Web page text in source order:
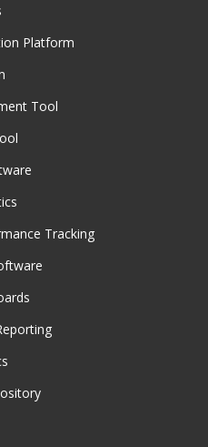
Platform
Tool
Tracking